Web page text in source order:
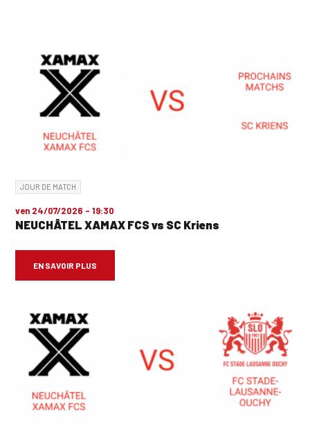
JOUR DE MATCH
ven 24/07/2026 - 19:30
NEUCHÂTEL XAMAX FCS vs SC Kriens
EN SAVOIR PLUS